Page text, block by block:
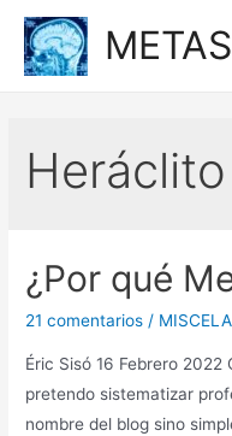
contenido
Heráclito
¿Por qué
21 comentarios /
Éric Sisó 16 Febrero
pretendo sistematizar
nombre del blog sino